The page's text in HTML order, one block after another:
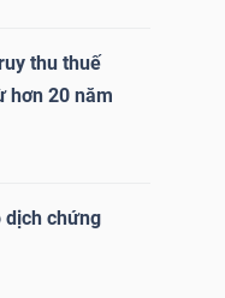
thu thuế
hơn 20 năm
chứng